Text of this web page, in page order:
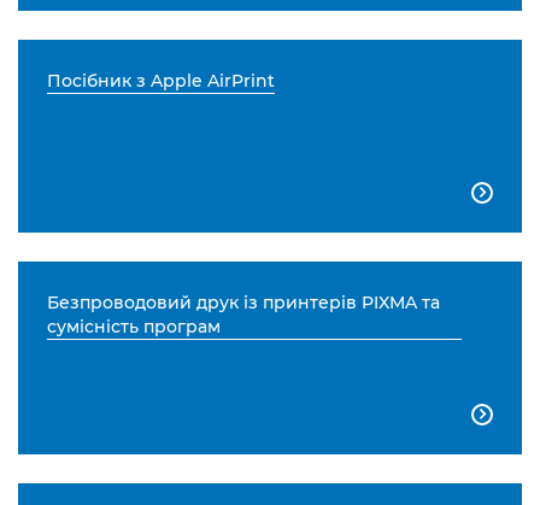
Посібник з Apple AirPrint

Безпроводовий друк із принтерів PIXMA та
сумісність програм
